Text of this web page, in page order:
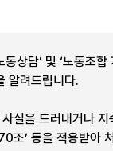
상담’ 및 ‘노동조
알려드립니다.
실을 드러내거나
조’ 등을 적용받아